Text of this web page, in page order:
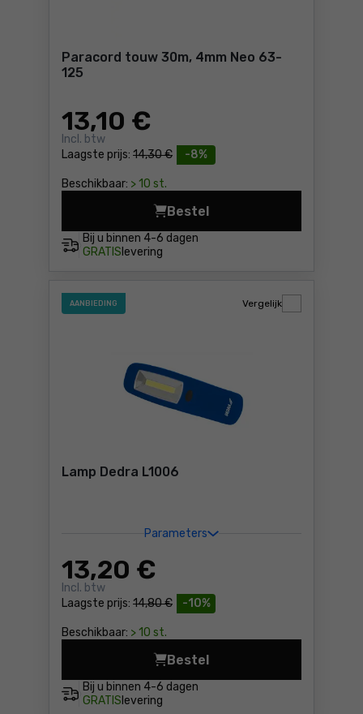
Paracord touw 30m, 4mm Neo 63-
125
-8%
Laagste prijs: 14,30 €
13,10 €
Incl. btw
Beschikbaar: > 10 st.
Bij u binnen 4-6 dagen
GRATIS levering
Bestel
Paracord touw 30m, 4mm
AANBIEDING
Lamp Dedra L1006
Parameters
-10%
Laagste prijs: 14,80 €
13,20 €
Incl. btw
Beschikbaar: > 10 st.
Vergelijk
Bij u binnen 4-6 dagen
GRATIS levering
Bestel
Lamp Dedra L1006 Prijs